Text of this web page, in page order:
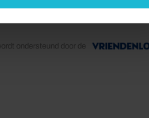
ondersteund door de